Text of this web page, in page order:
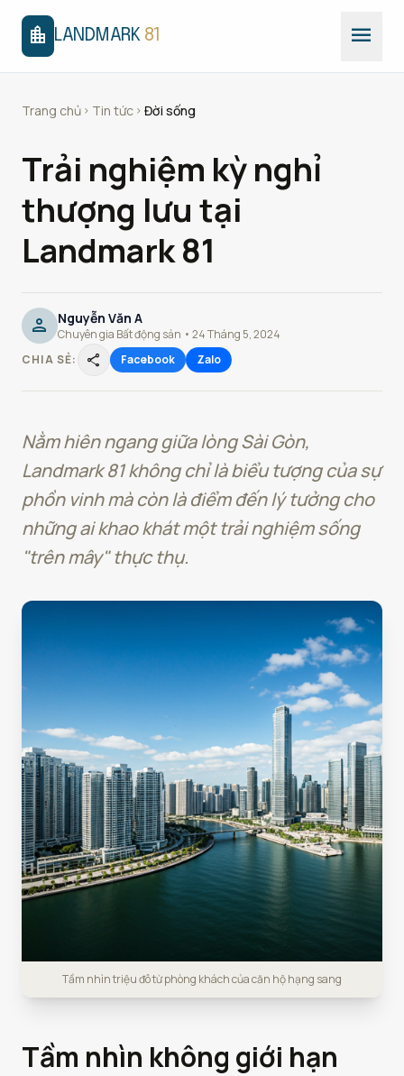
location_city LANDMARK 81 menu
Trang chủ chevron_right Tin tức chevron_right Đời sống
Trải nghiệm kỳ nghỉ
thượng lưu tại
Landmark 81
person Nguyễn Văn A
Chuyên gia Bất động sản • 24 Tháng 5, 2024
CHIA SẺ:
share Facebook Zalo
Nằm hiên ngang giữa lòng Sài Gòn,
Landmark 81 không chỉ là biểu tượng của sự
phồn vinh mà còn là điểm đến lý tưởng cho
những ai khao khát một trải nghiệm sống
"trên mây" thực thụ.
Tầm nhìn triệu đô từ phòng khách của căn hộ hạng sang
Tầm nhìn không giới hạn